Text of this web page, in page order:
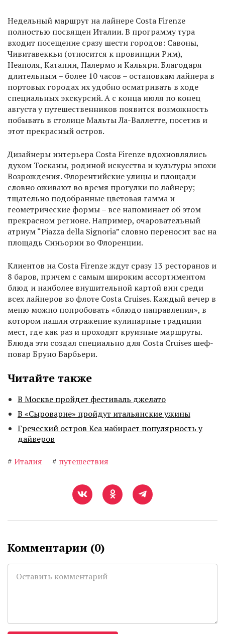
Недельный маршрут на лайнере Costa Firenze
полностью посвящен Италии. В программу тура
входит посещение сразу шести городов: Савоны,
Чивитавеккьи (относится к провинции Рим),
Неаполя, Катании, Палермо и Кальяри. Благодаря
длительным – более 10 часов – остановкам лайнера в
портовых городах их удобно осматривать в ходе
специальных экскурсий. А с конца июля по конец
августа у путешественников появится возможность
побывать в столице Мальты Ла-Валлетте, посетив и
этот прекрасный остров.
Дизайнеры интерьера Costa Firenze вдохновлялись
духом Тосканы, родиной искусства и культуры эпохи
Возрождения. Флорентийские улицы и площади
словно оживают во время прогулки по лайнеру;
тщательно подобранные цветовая гамма и
геометрические формы – все напоминает об этом
прекрасном регионе. Например, очаровательный
атриум “Piazza della Signoria” словно переносит вас на
площадь Синьории во Флоренции.
Клиентов на Costa Firenze ждут сразу 13 ресторанов и
8 баров, причем с самым широким ассортиментом
блюд и наиболее внушительной картой вин среди
всех лайнеров во флоте Costa Cruises. Каждый вечер в
меню можно попробовать «блюдо направления», в
котором нашли отражение кулинарные традиции
мест, где как раз и проходят круизные маршруты.
Блюда эти создал специально для Costa Cruises шеф-
повар Бруно Барбьери.
Читайте также
В Москве пройдет фестиваль джелато
В «Сыроварне» пройдут итальянские ужины
Греческий остров Кеа набирает популярность у
дайверов
# Италия # путешествия
Комментарии (0)